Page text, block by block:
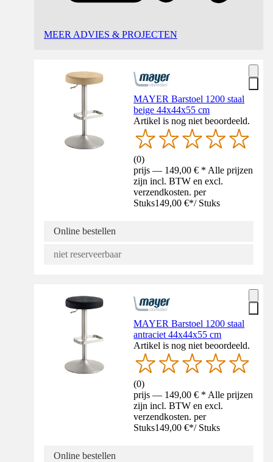
MEER ADVIES & PROJECTEN
MAYER Barstoel 1200 staal
beige 44x44x55 cm
Artikel is nog niet beoordeeld.
(0)
prijs — 149,00 € * Alle prijzen
zijn incl. BTW en excl.
verzendkosten. per
Stuks149,00 €*/ Stuks
Online bestellen
niet reserveerbaar
MAYER Barstoel 1200 staal
antraciet 44x44x55 cm
Artikel is nog niet beoordeeld.
(0)
prijs — 149,00 € * Alle prijzen
zijn incl. BTW en excl.
verzendkosten. per
Stuks149,00 €*/ Stuks
Online bestellen